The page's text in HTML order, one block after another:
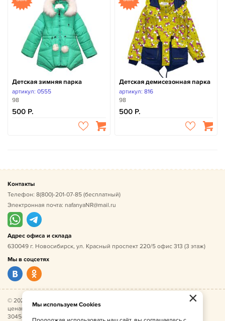
Детская зимняя парка
артикул: 0555
98
500
Детская демисезонная парка
артикул: 816
98
500
Контакты
Телефон: 8(800)-201-07-85 (бесплатный)
Электронная почта: nafanyaNR@mail.ru
Адрес офиса и склада
630049 г. Новосибирск, ул. Красный проспект 220/5 офис 313 (3 этаж)
Мы в соцсетях
© 2026 Нафаня — оптовые поставки детской одежды по
ценам производителя. ИНН 541005493544, ОГРН
304541027500052.
×
Мы используем Cookies